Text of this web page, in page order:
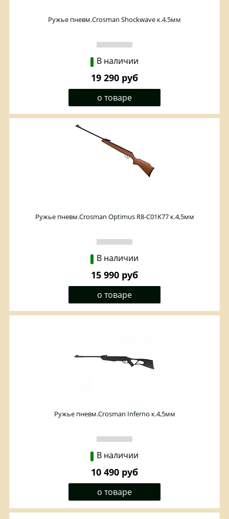
Ружье пневм.Crosman Shockwave к.4.5мм
В наличии
19 290 руб
о товаре
Ружье пневм.Crosman Optimus R8-C01K77 к.4,5мм
В наличии
15 990 руб
о товаре
Ружье пневм.Crosman Inferno к.4,5мм
В наличии
10 490 руб
о товаре